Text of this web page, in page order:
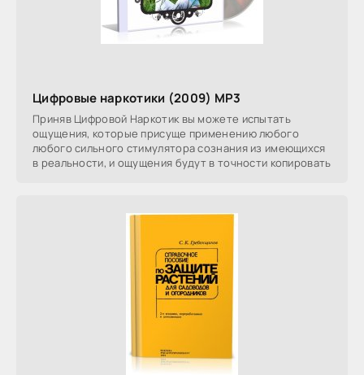
Цифровые наркотики (2009) MP3
Приняв Цифровой Наркотик вы можете испытать
ощущения, которые присуще применению любого
любого сильного стимулятора сознания из имеющихся
в реальности, и ощущения будут в точности копировать